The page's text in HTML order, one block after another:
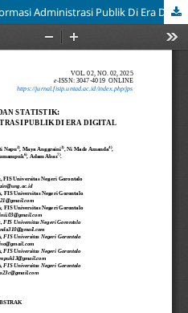
Big Data Dan Statistik: Transformasi Administrasi Publik Di Era Digital